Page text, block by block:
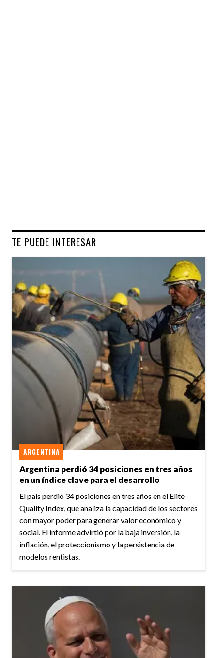
TE PUEDE INTERESAR
Argentina perdió 34 posiciones en tres años
en un índice clave para el desarrollo
ARGENTINA
El país perdió 34 posiciones en tres años en el Elite
Quality Index, que analiza la capacidad de los sectores
con mayor poder para generar valor económico y
social. El informe advirtió por la baja inversión, la
inflación, el proteccionismo y la persistencia de
modelos rentistas.